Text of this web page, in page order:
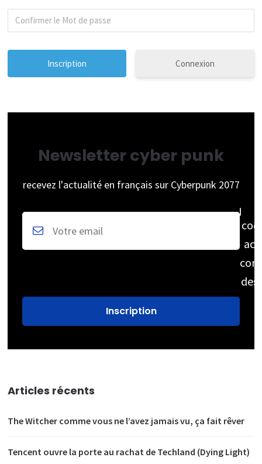
Connexion
Newsletter cyber punk
recevez l'actualité en français sur Cyberpunk 2077
des
Articles récents
The Witcher comme vous ne l’avez jamais vu, ça fait rêver
Tencent ouvre la porte au rachat de Techland (Dying Light)